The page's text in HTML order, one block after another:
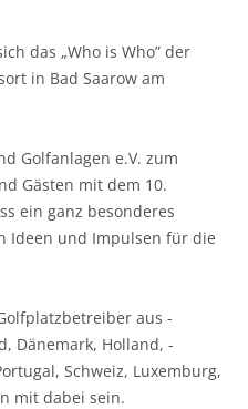
das „Who is Who” der
in Bad Saarow am
Golfanlagen e.V. zum
Gästen mit dem 10.
ein ganz besonderes
Ideen und Impulsen für die
aus
Dänemark, ­Holland,
Schweiz, ­Luxemburg,
mit dabei sein.